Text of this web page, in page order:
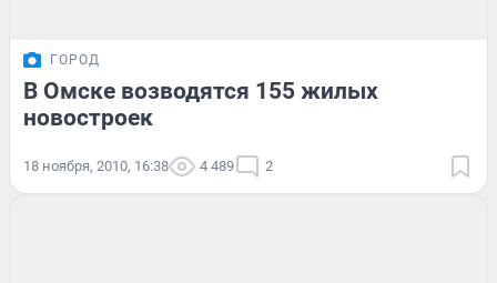
ГОРОД
В Омске возводятся 155 жилых
новостроек
18 ноября, 2010, 16:38 4 489 2